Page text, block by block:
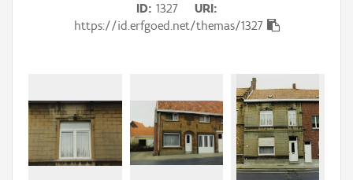
Gebeurtenis
Persoon of collectief
ID 1327
URI
https://id.erfgoed.net/themas/1327